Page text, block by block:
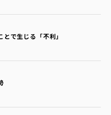
で生じる「不利」